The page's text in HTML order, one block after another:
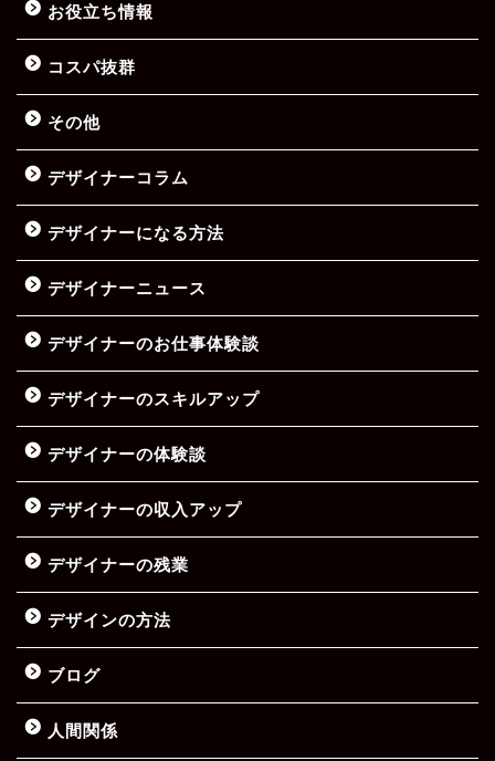
お役立ち情報
コスパ抜群
その他
デザイナーコラム
デザイナーになる方法
デザイナーニュース
デザイナーのお仕事体験談
デザイナーのスキルアップ
デザイナーの体験談
デザイナーの収入アップ
デザイナーの残業
デザインの方法
ブログ
人間関係